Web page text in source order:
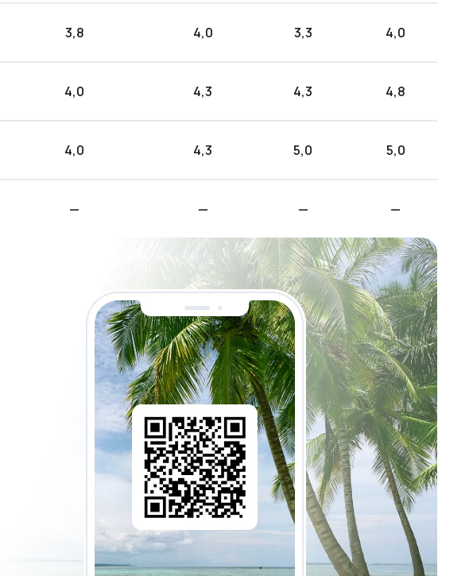
3,8 4,0 3,3 4,0
4,0 4,3 4,3 4,8
4,0 4,3 5,0 5,0
— — — —